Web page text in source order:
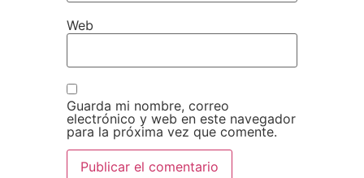
Web
Guarda mi nombre, correo
electrónico y web en este navegador
para la próxima vez que comente.